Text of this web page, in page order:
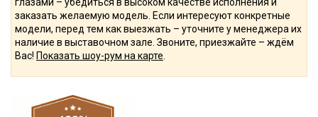
заказать желаемую модель. Если интересуют конкретные
модели, перед тем как выезжать – уточните у менеджера их
наличие в выставочном зале. Звоните, приезжайте – ждём
Вас! Показать шоу-рум на карте